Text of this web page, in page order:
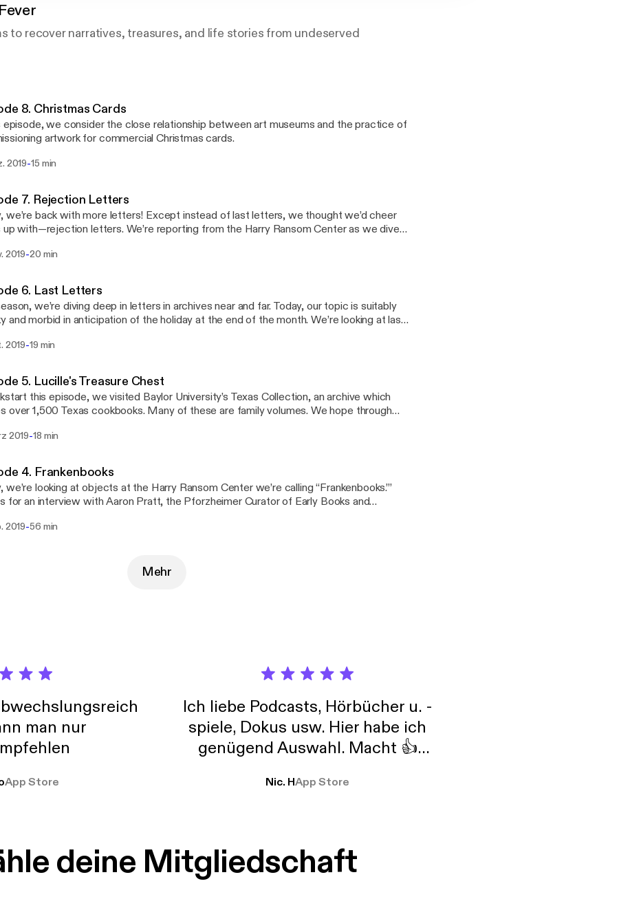
to recover narratives, treasures, and life stories from undeserved
8. Christmas Cards
episode, we consider the close relationship between art museums and the practice of
artwork for commercial Christmas cards.
2019-15 min
7. Rejection Letters
we’re back with more letters! Except instead of last letters, we thought we’d cheer
up with—rejection letters. We’re reporting from the Harry Ransom Center as we dive
company.We dug through boxes and boxes of Knopf business records to find
Bradbury.
2019-20 min
6. Last Letters
we’re diving deep in letters in archives near and far. Today, our topic is suitably
and morbid in anticipation of the holiday at the end of the month. We’re looking at last
2019-19 min
5. Lucille's Treasure Chest
this episode, we visited Baylor University’s Texas Collection, an archive which
1,500 Texas cookbooks. Many of these are family volumes. We hope through
by relationships to the family unit and economic reality.
2019-18 min
4. Frankenbooks
we’re looking at objects at the Harry Ransom Center we’re calling “Frankenbooks.”’
for an interview with Aaron Pratt, the Pforzheimer Curator of Early Books and
2019-56 min
Mehr
man nur
App Store
Ich liebe Podcasts, Hörbücher u. -
spiele, Dokus usw. Hier habe ich
genügend Auswahl. Macht 👍
Nic. HApp Store
deine Mitgliedschaft